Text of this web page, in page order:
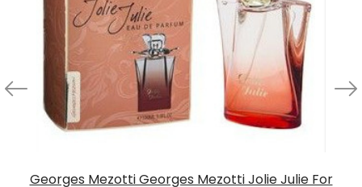
Georges Mezotti Georges Mezotti Jolie Julie For